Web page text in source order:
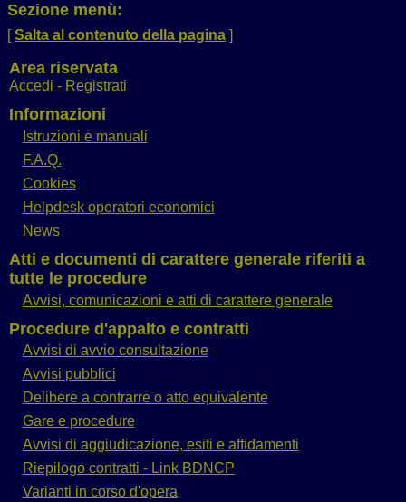
Sezione menù:
[Salta al contenuto della pagina ]
Area riservata
Accedi - Registrati
Informazioni
Istruzioni e manuali
F.A.Q.
Cookies
Helpdesk operatori economici
News
Atti e documenti di carattere generale riferiti a
tutte le procedure
Avvisi, comunicazioni e atti di carattere generale
Procedure d'appalto e contratti
Avvisi di avvio consultazione
Avvisi pubblici
Delibere a contrarre o atto equivalente
Gare e procedure
Avvisi di aggiudicazione, esiti e affidamenti
Riepilogo contratti - Link BDNCP
Varianti in corso d'opera